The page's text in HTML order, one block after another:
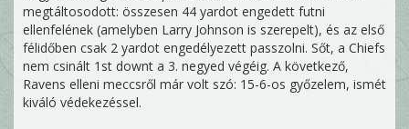
megtáltosodott: összesen 44 yardot engedett futni
ellenfelének (amelyben Larry Johnson is szerepelt), és az első
félidőben csak 2 yardot engedélyezett passzolni. Sőt, a Chiefs
nem csinált 1st downt a 3. negyed végéig. A következő,
Ravens elleni meccsről már volt szó: 15-6-os győzelem, ismét
kiváló védekezéssel.